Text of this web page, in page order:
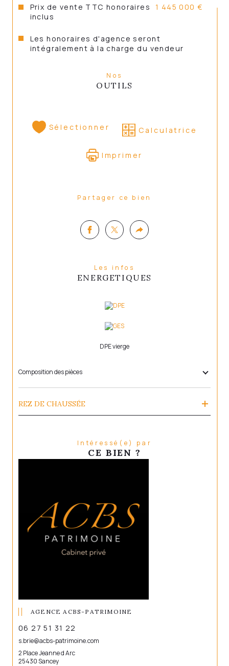
Prix de vente TTC honoraires
inclus
1 445 000 €
Les honoraires d'agence seront
intégralement à la charge du vendeur
Nos
OUTILS
Sélectionner Calculatrice
Imprimer
Partager ce bien
Les infos
ENERGETIQUES
DPE vierge
Composition des pièces
REZ DE CHAUSSÉE
Intéressé(e) par
CE BIEN ?
AGENCE ACBS-PATRIMOINE
06 27 51 31 22
s.brie@acbs-patrimoine.com
2 Place Jeanne d Arc
25430 Sancey